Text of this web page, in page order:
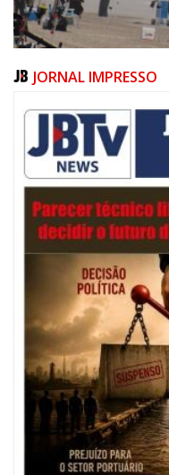
06/08/2026 | 07:00
Festival de Pesca de Praia
ITAJAÍ
JORNAL IMPRESSO